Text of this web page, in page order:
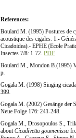
References:
Boulard M. (1995) Postures de
acoustique des cigales. 1.-
Cicadoidea).- EPHE (Ecole
Insectes 7/8: 1-72. PDF
Boulard M., Mondon B.(1995)
p.
Gogala M. (1998) Singing
399.
Gogala M. (2002) Gesänge der
Neue Folge 176: 241-248.
Gogala M., Drosopoulos S.,
aboutCicadivetta goumenissa